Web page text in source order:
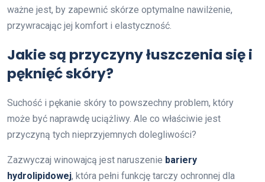
ważne jest, by zapewnić skórze optymalne nawilżenie,
przywracając jej komfort i elastyczność.
Jakie są przyczyny łuszczenia się i
pęknięć skóry?
Suchość i pękanie skóry to powszechny problem, który
może być naprawdę uciążliwy. Ale co właściwie jest
przyczyną tych nieprzyjemnych dolegliwości?
Zazwyczaj winowajcą jest naruszenie bariery
hydrolipidowej, która pełni funkcję tarczy ochronnej dla